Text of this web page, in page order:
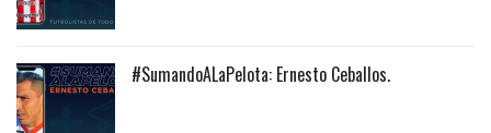
#SumandoALaPelota: Ernesto Ceballos.